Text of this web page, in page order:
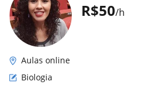
R$50/h
Aulas online
Biologia